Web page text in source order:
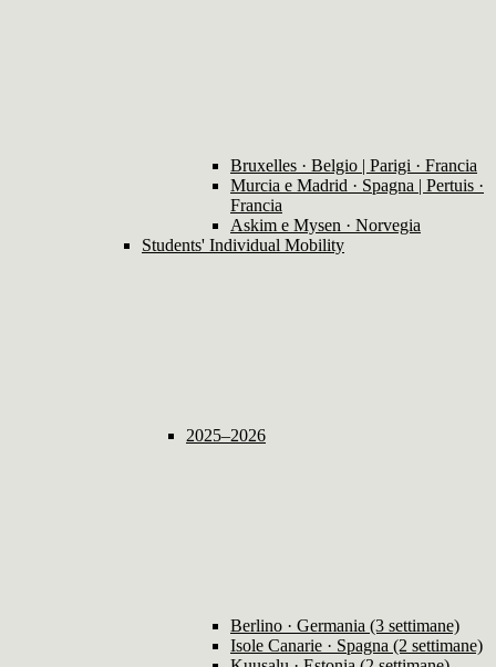
Bruxelles · Belgio | Parigi · Francia
Murcia e Madrid · Spagna | Pertuis ·
Francia
Askim e Mysen · Norvegia
Students' Individual Mobility
2025–2026
Berlino · Germania (3 settimane)
Isole Canarie · Spagna (2 settimane)